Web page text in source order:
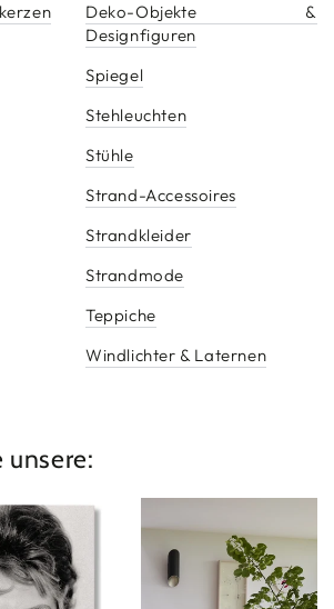
Deko-Objekte &
Designfiguren
Spiegel
Stehleuchten
Stühle
Strand-Accessoires
Strandkleider
Strandmode
Teppiche
Windlichter & Laternen
unsere: